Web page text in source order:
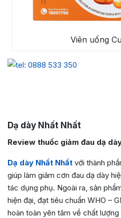
Viên uống
Dạ dày Nhất Nhất
Review thuốc giảm đau dạ
Dạ dày Nhất Nhất với thành
giúp làm giảm cơn đau dạ dày
tác dụng phụ. Ngoài ra, sản
hiện đại, đạt tiêu chuẩn WHO –
hoàn toàn yên tâm về chất lượng